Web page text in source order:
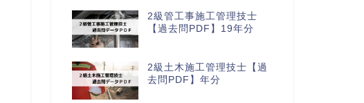
2級管工事施工管理技士
【過去問PDF】19年分
2級土木施工管理技士【過
去問PDF】年分